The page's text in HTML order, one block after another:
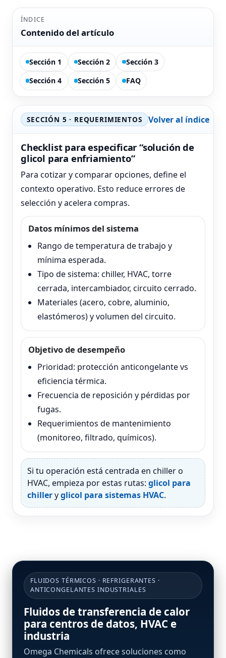
ÍNDICE
Contenido del artículo
Sección 1 Sección 2
Sección 3
Sección 4
Sección 5 FAQ
SECCIÓN 5 · REQUERIMIENTOS Volver al índice
Checklist para especificar “solución de
glicol para enfriamiento”
Para cotizar y comparar opciones, define el
contexto operativo. Esto reduce errores de
selección y acelera compras.
Datos mínimos del sistema
Rango de temperatura de trabajo y
mínima esperada.
Tipo de sistema: chiller, HVAC, torre
cerrada, intercambiador, circuito cerrado.
Materiales (acero, cobre, aluminio,
elastómeros) y volumen del circuito.
Objetivo de desempeño
Prioridad: protección anticongelante vs
eficiencia térmica.
Frecuencia de reposición y pérdidas por
fugas.
Requerimientos de mantenimiento
(monitoreo, filtrado, químicos).
Si tu operación está centrada en chiller o
HVAC, empieza por estas rutas: glicol para
chilleryglicol para sistemas HVAC.
FLUIDOS TÉRMICOS · REFRIGERANTES ·
ANTICONGELANTES INDUSTRIALES
Fluidos de transferencia de calor
para centros de datos, HVAC e
industria
Omega Chemicals ofrece soluciones como